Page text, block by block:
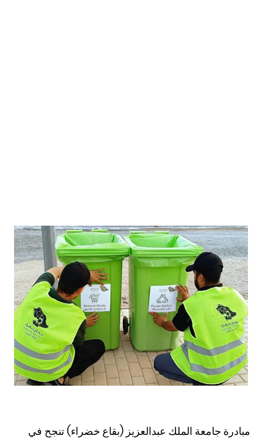
مبادرة جامعة الملك عبدالعزيز (بقاع خضراء) تنجح في